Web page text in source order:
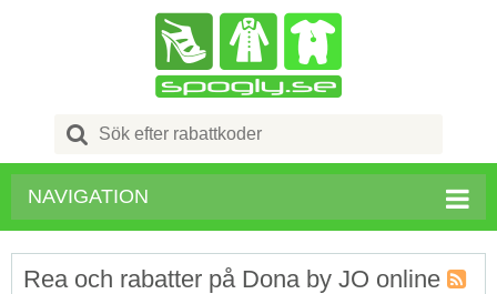
Search
for:
NAVIGATION
Rea och rabatter på Dona by JO online